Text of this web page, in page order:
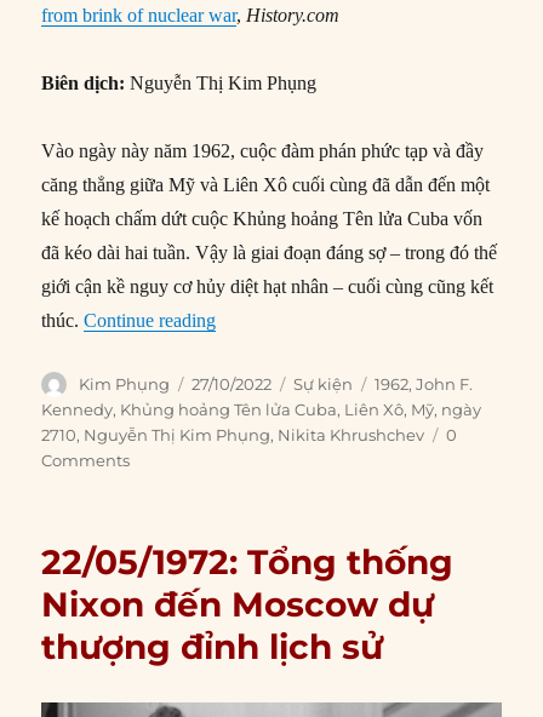
from brink of nuclear war, History.com
Biên dịch: Nguyễn Thị Kim Phụng
Vào ngày này năm 1962, cuộc đàm phán phức tạp và đầy
căng thẳng giữa Mỹ và Liên Xô cuối cùng đã dẫn đến một
kế hoạch chấm dứt cuộc Khủng hoảng Tên lửa Cuba vốn
đã kéo dài hai tuần. Vậy là giai đoạn đáng sợ – trong đó thế
giới cận kề nguy cơ hủy diệt hạt nhân – cuối cùng cũng kết
thúc.Continue reading“27/10/1962: Mỹ và Liên Xô lùi bước
Author
Kim Phụng
Posted
on
27/10/2022 Categories
Sự kiện Tags
1962,John F.
Kennedy, Khủng hoảng Tên lửa Cuba, Liên Xô, Mỹ, ngày
2710, Nguyễn Thị Kim Phụng, Nikita Khrushchev
0
Comments
22/05/1972: Tổng thống
Nixon đến Moscow dự
thượng đỉnh lịch sử